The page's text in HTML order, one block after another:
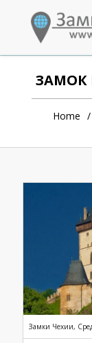
ЗАМОК
Home
Замки Чехии,